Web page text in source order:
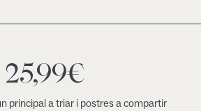
25,99€
principal a triar i postres a compartir